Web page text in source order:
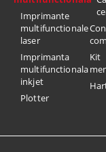
Imprimante
multifunctionale
laser
Imprimanta
multifunctionala
inkjet
Plotter
Kit